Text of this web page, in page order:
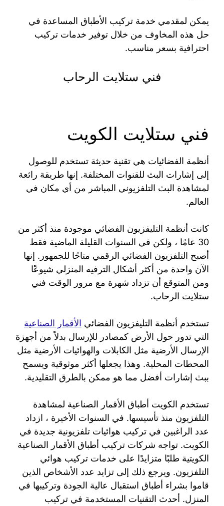
يمكن لمقدمي خدمة تركيب الأطباق المساعدة في
حل هذه المخاوف من خلال توفير خدمات تركيب
احترافية بسعر مناسب.
فني ستلايت الرحاب
فني ستلايت الكويت
أنظمة الفضائيات هي تقنية حديثة تستخدم للوصول
إلى إشارات البث للقنوات المختلفة. إنها طريقة رائعة
لمشاهدة البث التلفزيوني المباشر من أي مكان في
العالم.
كانت أنظمة التليفزيون الفضائي موجودة منذ أكثر من
30 عامًا ، ولكن في السنوات القليلة الماضية فقط
أصبح التلفزيون الفضائي الرقمي متاحًا للجمهور. إنها
الآن واحدة من أكثر أشكال الترفيه المنزلي شيوعًا
ومن المتوقع أن تزداد شهرة مع مرور الوقت فني
ستلايت الرحاب.
تستخدم أنظمة التليفزيون الفضائي الأقمار الصناعية
التي تدور حول الأرض كمصادر للإرسال بدلاً من أجهزة
الإرسال الأرضية مثل الكابلات والهوائيات الأرضية مثل
المحطات المحلية. وهذا يجعلها أكثر موثوقية ويسمح
ببث إشارات أفضل مما هو ممكن بالطرق التقليدية.
تستخدم الكويت أطباق الأقمار الصناعية لمشاهدة
التلفزيون منذ تأسيسها. في السنوات الأخيرة ، ازداد
عدد الراغبين في تركيب هوائيات تلفزيونية جديدة في
الكويت. تواجه شركات تركيب أطباق الأقمار الصناعية
الكويتية طلبًا متزايدًا على خدمات تركيب هوائي
التلفزيون. ويرجع ذلك إلى تزايد عدد الأشخاص الذين
قاموا بشراء أطباق استقبال عالية الجودة وتركيبها في
المنزل. أحدث التقنيات المستخدمة في تركيب